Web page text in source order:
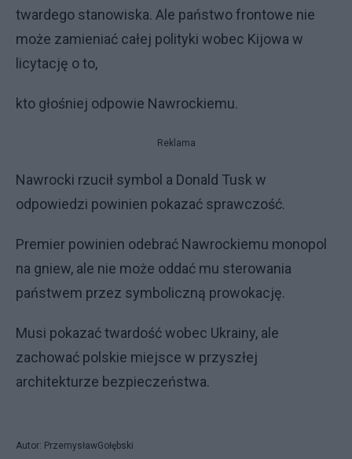
twardego stanowiska. Ale państwo frontowe nie
może zamieniać całej polityki wobec Kijowa w
licytację o to,
kto głośniej odpowie Nawrockiemu.
Reklama
Nawrocki rzucił symbol a Donald Tusk w
odpowiedzi powinien pokazać sprawczość.
Premier powinien odebrać Nawrockiemu monopol
na gniew, ale nie może oddać mu sterowania
państwem przez symboliczną prowokację.
Musi pokazać twardość wobec Ukrainy, ale
zachować polskie miejsce w przyszłej
architekturze bezpieczeństwa.
Autor: PrzemysławGołębski